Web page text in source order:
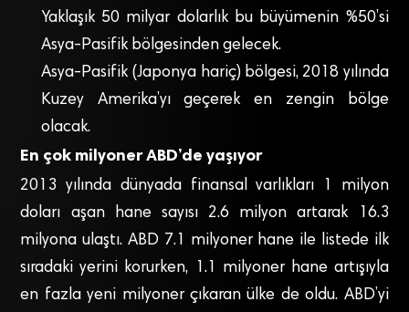
Yaklaşık 50 milyar dolarlık bu büyümenin %50’si
Asya-Pasifik bölgesinden gelecek.
Asya-Pasifik (Japonya hariç) bölgesi, 2018 yılında
Kuzey Amerika’yı geçerek en zengin bölge
olacak.
En çok milyoner ABD’de yaşıyor
2013 yılında dünyada finansal varlıkları 1 milyon
doları aşan hane sayısı 2.6 milyon artarak 16.3
milyona ulaştı. ABD 7.1 milyoner hane ile listede ilk
sıradaki yerini korurken, 1.1 milyoner hane artışıyla
en fazla yeni milyoner çıkaran ülke de oldu. ABD’yi